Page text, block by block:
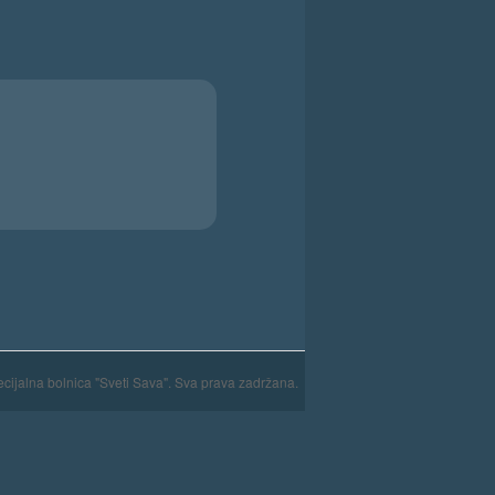
bolnica "Sveti Sava". Sva prava zadržana.